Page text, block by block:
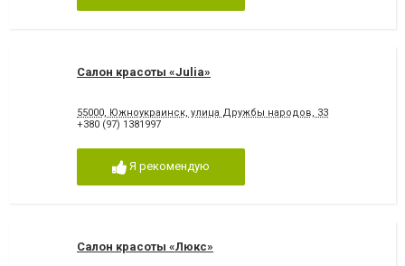
Салон красоты «Julia»
55000, Южноукраинск, улица Дружбы народов, 33
+380 (97) 1381997
Я рекомендую
Салон красоты «Люкс»